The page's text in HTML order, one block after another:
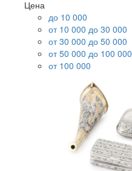
Цена
до 10 000
от 10 000 до 30 000
от 30 000 до 50 000
от 50 000 до 100 000
от 100 000